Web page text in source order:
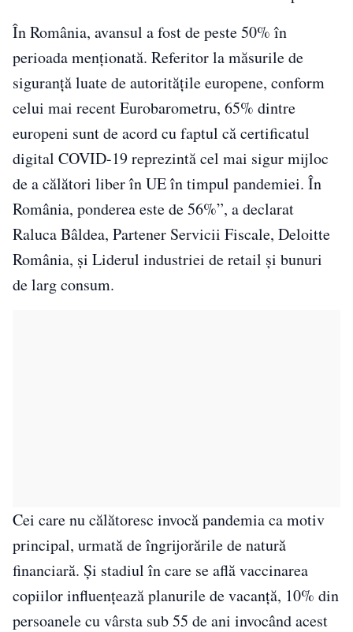
În România, avansul a fost de peste 50% în
perioada menționată. Referitor la măsurile de
siguranță luate de autoritățile europene, conform
celui mai recent Eurobarometru, 65% dintre
europeni sunt de acord cu faptul că certificatul
digital COVID-19 reprezintă cel mai sigur mijloc
de a călători liber în UE în timpul pandemiei. În
România, ponderea este de 56%”, a declarat
Raluca Bâldea, Partener Servicii Fiscale, Deloitte
România, și Liderul industriei de retail și bunuri
de larg consum.
Cei care nu călătoresc invocă pandemia ca motiv
principal, urmată de îngrijorările de natură
financiară. Și stadiul în care se află vaccinarea
copiilor influențează planurile de vacanță, 10% din
persoanele cu vârsta sub 55 de ani invocând acest